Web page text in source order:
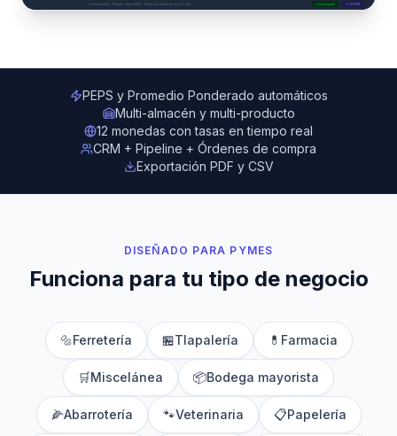
PEPS y Promedio Ponderado automáticos
Multi-almacén y multi-producto
12 monedas con tasas en tiempo real
CRM + Pipeline + Órdenes de compra
Exportación PDF y CSV
DISEÑADO PARA PYMES
Funciona para tu tipo de negocio
🔩Ferretería 🏪Tlapalería 💊 Farmacia
🛒Miscelánea 📦Bodega mayorista
🌽Abarrotería 🐾Veterinaria 📋Papelería